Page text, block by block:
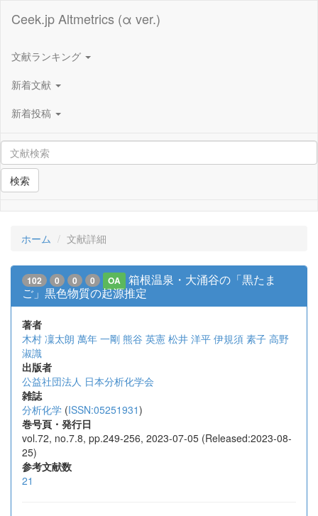
Ceek.jp Altmetrics (α ver.)
文献ランキング
新着文献
新着投稿
検索
ホーム 文献詳細
102 0 0 0 OA
箱根温泉・大涌谷の「黒たま
ご」黒色物質の起源推定
著者
木村 凜太朗 萬年 一剛 熊谷 英憲 松井 洋平 伊規須 素子 高野
淑識
出版者
公益社団法人 日本分析化学会
雑誌
分析化学 (ISSN:05251931)
巻号頁・発行日
vol.72, no.7.8, pp.249-256, 2023-07-05 (Released:2023-08-
25)
参考文献数
21